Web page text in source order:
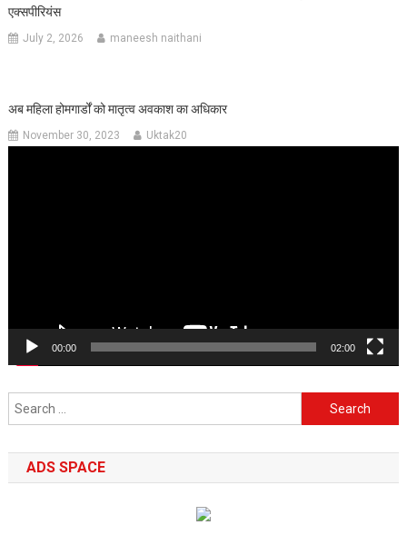
एक्सपीरियंस
July 2, 2026 maneesh naithani
अब महिला होमगार्डों को मातृत्व अवकाश का अधिकार
November 30, 2023 Uktak20
00:00 02:00
Search
for:
ADS SPACE